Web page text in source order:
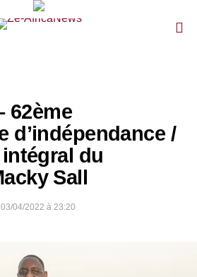
62ème
d’indépendance /
du
Sall
03/04/2022 à 23:20